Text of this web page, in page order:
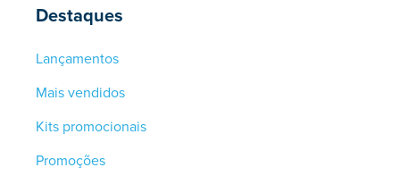
Destaques
Lançamentos
Mais vendidos
Kits promocionais
Promoções